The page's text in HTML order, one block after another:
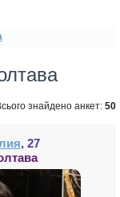
знайдено анкет: 50
, 27